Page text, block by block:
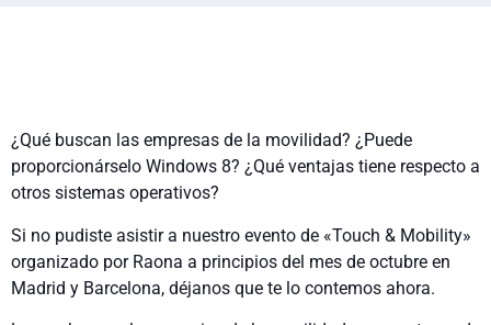
¿Qué buscan las empresas de la movilidad? ¿Puede
proporcionárselo Windows 8? ¿Qué ventajas tiene respecto a
otros sistemas operativos?
Si no pudiste asistir a nuestro evento de «Touch & Mobility»
organizado por Raona a principios del mes de octubre en
Madrid y Barcelona, déjanos que te lo contemos ahora.